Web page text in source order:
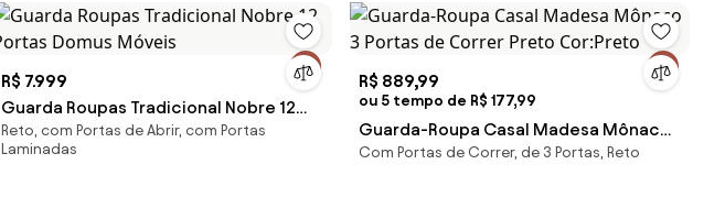
R$ 7.999
Guarda Roupas Tradicional Nobre 12
Portas Domus Móveis
Reto, com Portas de Abrir, com Portas
Laminadas
R$ 889,99
ou 5 tempo de R$ 177,99
Guarda-Roupa Casal Madesa Mônaco
3 Portas de Correr Preto Cor:Preto
Com Portas de Correr, de 3 Portas, Reto